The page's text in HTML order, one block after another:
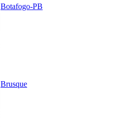
Botafogo-PB
Brusque